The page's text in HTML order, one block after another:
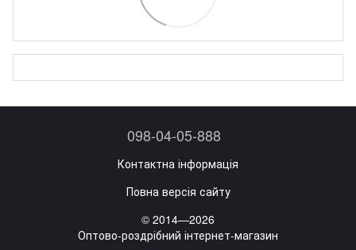
098-04-05-888
Контактна інформація
Повна версія сайту
© 2014—2026
Оптово-роздрібний інтернет-магазин